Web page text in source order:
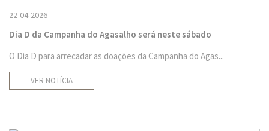
22-04-2026
Dia D da Campanha do Agasalho será neste sábado
O Dia D para arrecadar as doações da Campanha do Agas...
VER NOTÍCIA